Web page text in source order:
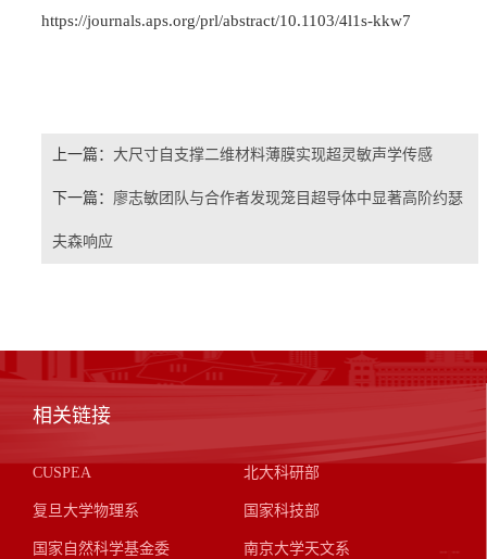
https://journals.aps.org/prl/abstract/10.1103/4l1s-kkw7
上一篇： 大尺寸自支撑二维材料薄膜实现超灵敏声学传感
下一篇： 廖志敏团队与合作者发现笼目超导体中显著高阶约瑟
夫森响应
相关链接
CUSPEA 北大科研部
复旦大学物理系 国家科技部
国家自然科学基金委 南京大学天文系